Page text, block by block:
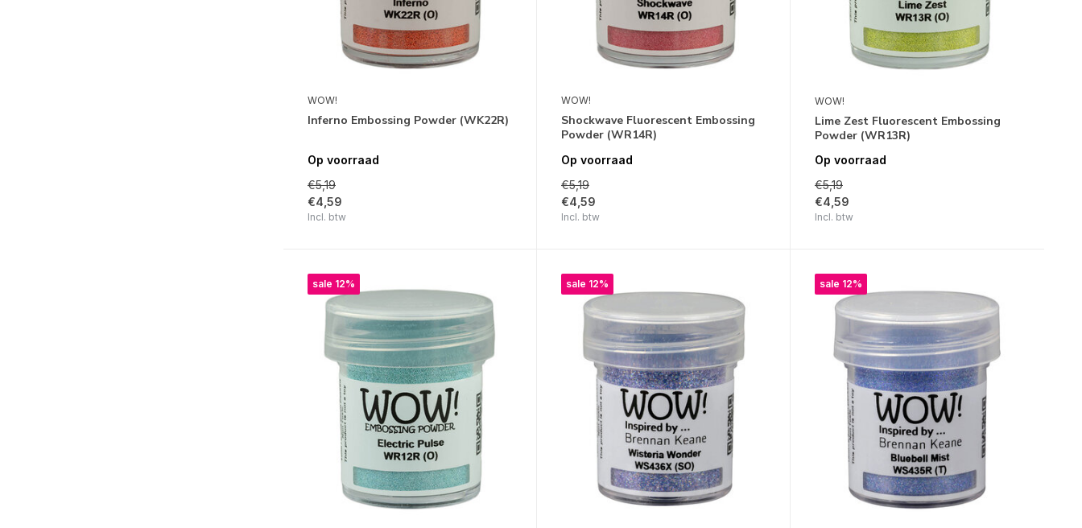
WOW!
Inferno Embossing Powder (WK22R)
Op voorraad
€5,19
€4,59
Incl. btw
WOW!
Shockwave Fluorescent Embossing
Powder (WR14R)
Op voorraad
€5,19
€4,59
Incl. btw
WOW!
Lime Zest Fluorescent Embossing
Powder (WR13R)
Op voorraad
€5,19
€4,59
Incl. btw
sale 12% sale 12% sale 12%